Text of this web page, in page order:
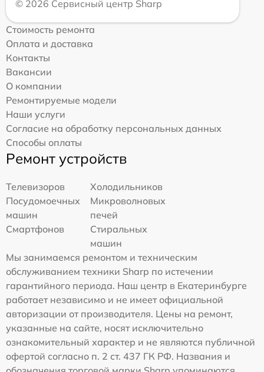
© 2026 Сервисный центр Sharp
Стоимость ремонта
Оплата и доставка
Контакты
Вакансии
О компании
Ремонтируемые модели
Наши услуги
Согласие на обработку персональных данных
Способы оплаты
Ремонт устройств
Телевизоров
Холодильников
Посудомоечных
машин
Микроволновых
печей
Смартфонов
Стиральных
машин
Мы занимаемся ремонтом и техническим
обслуживанием техники Sharp по истечении
гарантийного периода. Наш центр в Екатеринбурге
работает независимо и не имеет официальной
авторизации от производителя. Цены на ремонт,
указанные на сайте, носят исключительно
ознакомительный характер и не являются публичной
офертой согласно п. 2 ст. 437 ГК РФ. Названия и